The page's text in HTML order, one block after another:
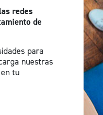
redes
de
para
nuestras
tu